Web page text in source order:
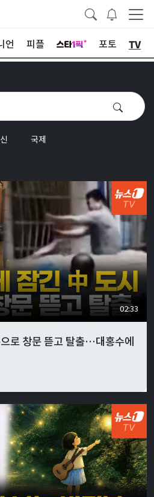
언 피플 포토 TV
국제
02:33
로 창문 뜯고 탈출…대홍수에